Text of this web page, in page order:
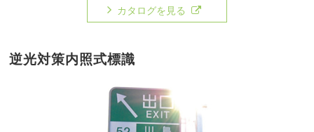
カタログを見る
逆光対策内照式標識